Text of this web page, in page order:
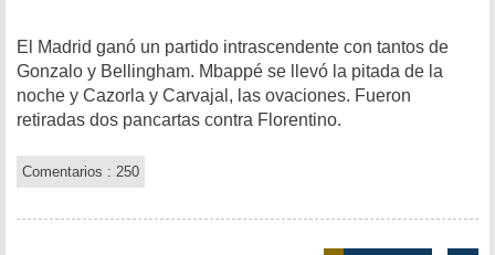
El Madrid ganó un partido intrascendente con tantos de
Gonzalo y Bellingham. Mbappé se llevó la pitada de la
noche y Cazorla y Carvajal, las ovaciones. Fueron
retiradas dos pancartas contra Florentino.
Comentarios : 250